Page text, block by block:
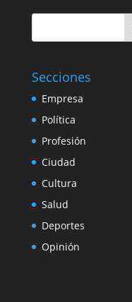
Secciones
Empresa
Política
Profesión
Ciudad
Cultura
Salud
Deportes
Opinión